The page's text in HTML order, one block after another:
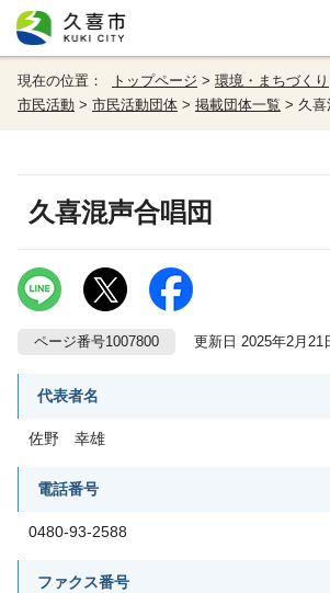
現在の位置： トップページ > 環境・まちづくり
市民活動 > 市民活動団体 > 掲載団体一覧 > 久喜
久喜混声合唱団
ページ番号1007800 更新日 2025年2月21
代表者名
佐野 幸雄
電話番号
0480-93-2588
ファクス番号